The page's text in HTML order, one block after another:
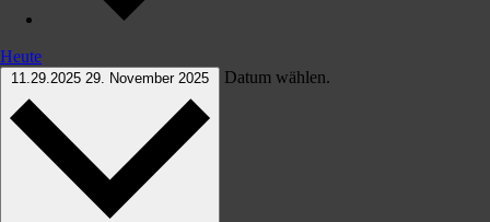
Heute
11.29.2025 29. November 2025 Datum wählen.